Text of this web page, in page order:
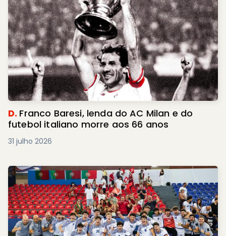
D. Franco Baresi, lenda do AC Milan e do
futebol italiano morre aos 66 anos
31 julho 2026